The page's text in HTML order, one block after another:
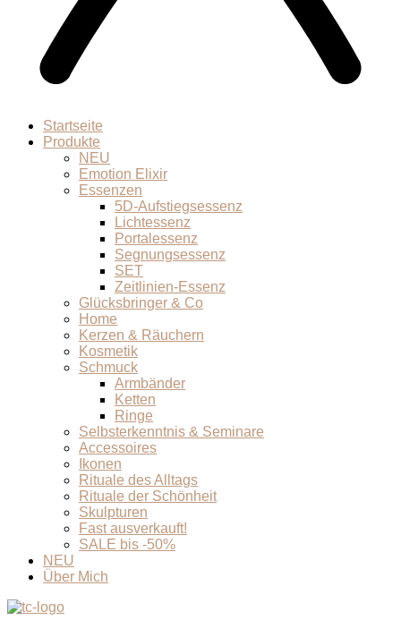
Startseite
Produkte
NEU
Emotion Elixir
Essenzen
5D-Aufstiegsessenz
Lichtessenz
Portalessenz
Segnungsessenz
SET
Zeitlinien-Essenz
Glücksbringer & Co
Home
Kerzen & Räuchern
Kosmetik
Schmuck
Armbänder
Ketten
Ringe
Selbsterkenntnis & Seminare
Accessoires
Ikonen
Rituale des Alltags
Rituale der Schönheit
Skulpturen
Fast ausverkauft!
SALE bis -50%
NEU
Über Mich